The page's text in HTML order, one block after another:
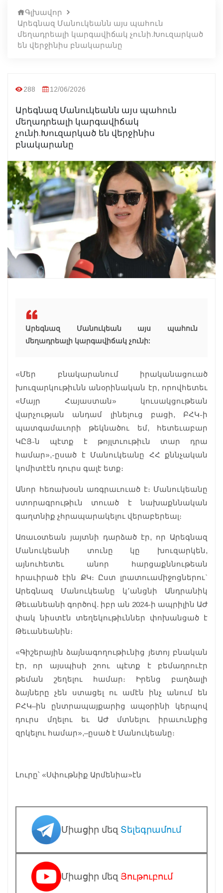
Գլխավոր
Արեգնազ Մանուկեանն այս պահուն
մեղադրեալի կարգավիճակ չունի.Խուզարկած
են վերջինիս բնակարանը
288 12/06/2026
Արեգնազ Մանուկեանն այս պահուն
մեղադրեալի կարգավիճակ
չունի.Խուզարկած են վերջինիս
բնակարանը
Արեգնազ Մանուկեան այս պահուն
մեղադրեալի կարգավիճակ չունի:
«Մեր բնակարանում իրականացուած
խուզարկութիւնն անօրինական էր, որովհետեւ
«Մայր Հայաստան» կուսակցութեան
վարչության անդամ լինելուց բացի, ԲՀԿ-ի
պատգամաւորի թեկնածու եմ, հետեւաբար
ԿԸՅ-ն պէտք է թոյլտւութիւն տար դրա
համար»,-ըսած է Մանուկեանը ՀՀ քննչական
կոմիտէէն դուրս գալէ ետք։
Անոր հեռախօսն առգրաւուած է։ Մանուկեանը
ստորագրութիւն տուած է նախաքննական
գաղտնիք չհրապարակելու վերաբերեալ։
Առաւօտեան յայտնի դարձած էր, որ Արեգնազ
Մանուկեանի տունը կը խուզարկեն,
այնուհետեւ անոր հարցաքննութեան
հրաւիրած էին ՔԿ։ Ըստ լրատուամիջոցներու`
Արեգնազ Մանուկեանը կ՚անցնի Անդրանիկ
Թեւանեանի գործով. իբր ան 2024-ի ապրիլին ԱԺ
փակ նիստէն տեղեկութիւններ փոխանցած է
Թեւանեանին։
«Գիշերային ձայնագողութիւնից յետոյ բնական
էր, որ այսպիսի շոու պէտք է բեմադրուէր
թեման շեղելու համար։ Իրենց բաղձալի
ձայները չեն ստացել ու ամէն ինչ անում են
ԲՀԿ–ին ընտրապայքարից ապօրինի կերպով
դուրս մղելու եւ ԱԺ մտնելու իրաւունքից
զրկելու համար»,–ըսած է Մանուկեանը։
Լուրը՝ «Սփութնիք Արմենիա»էն
Միացիր մեզ Տելեգրամում
Միացիր մեզ Յութուբում